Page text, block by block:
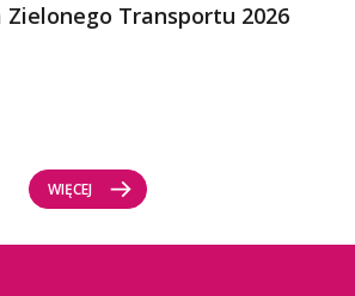
Zielonego Transportu 2026
WIĘCEJ